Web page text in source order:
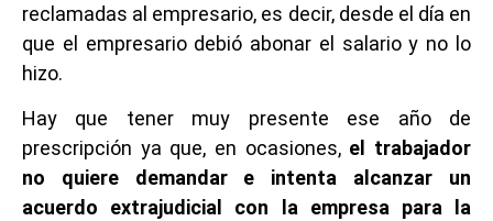
reclamadas al empresario, es decir, desde el día en
que el empresario debió abonar el salario y no lo
hizo.
Hay que tener muy presente ese año de
prescripción ya que, en ocasiones, el trabajador
no quiere demandar e intenta alcanzar un
acuerdo extrajudicial con la empresa para la